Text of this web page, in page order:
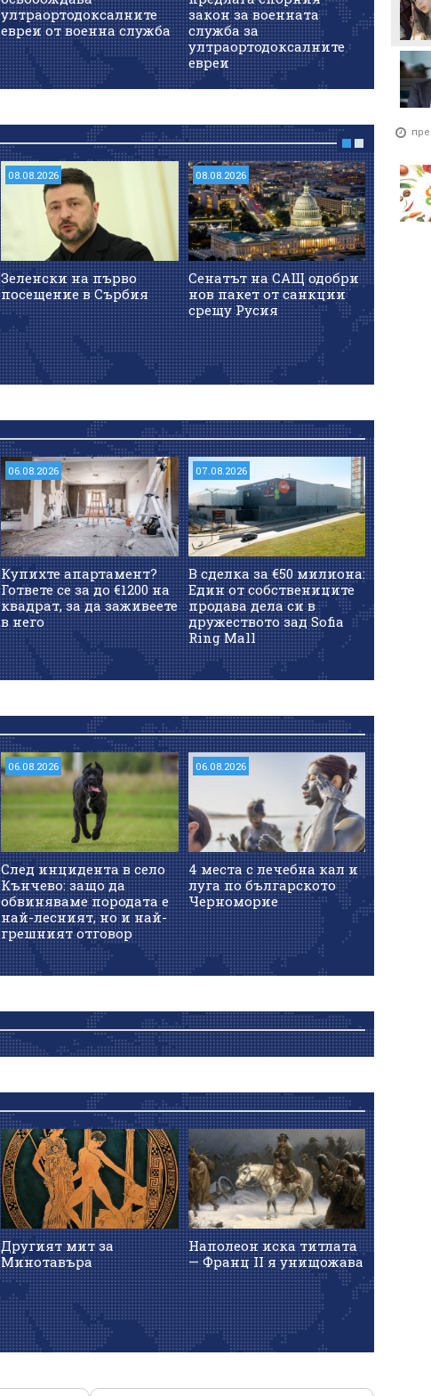
ултраортодоксалните
евреи от военна служба
закон за военната
служба за
ултраортодоксалните
евреи
08.08.2026
Зеленски на първо
посещение в Сърбия
08.08.2026
Сенатът на САЩ одобри
нов пакет от санкции
срещу Русия
06.08.2026
Купихте апартамент?
Гответе се за до €1200 на
квадрат, за да заживеете
в него
07.08.2026
В сделка за €50 милиона:
Един от собствениците
продава дела си в
дружеството зад Sofia
Ring Mall
06.08.2026
След инцидента в село
Кънчево: защо да
обвиняваме породата е
най-лесният, но и най-
грешният отговор
06.08.2026
4 места с лечебна кал и
луга по българското
Черноморие
Другият мит за
Минотавъра
Наполеон иска титлата
— Франц II я унищожава